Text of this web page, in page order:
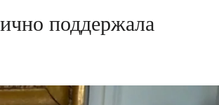
поддержала